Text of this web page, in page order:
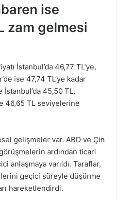
ise
zam gelmesi
İstanbul’da 46,77 TL’ye,
ise 47,74 TL’ye kadar
İstanbul’da 45,50 TL,
46,65 TL seviyelerine
gelişmeler var. ABD ve Çin
ardından ticari
anlaşmaya varıldı. Taraflar,
geçici süreyle düşürme
hareketlendirdi.